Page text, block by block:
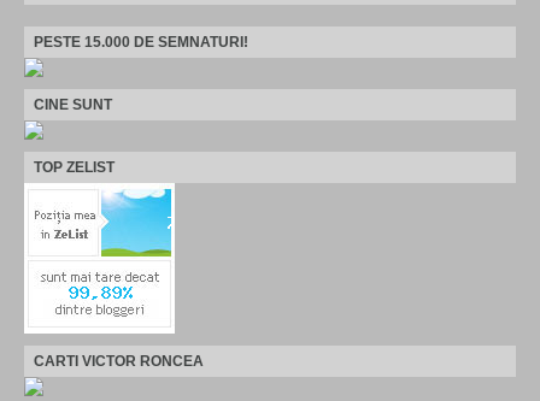
PESTE 15.000 DE SEMNATURI!
CINE SUNT
TOP ZELIST
CARTI VICTOR RONCEA